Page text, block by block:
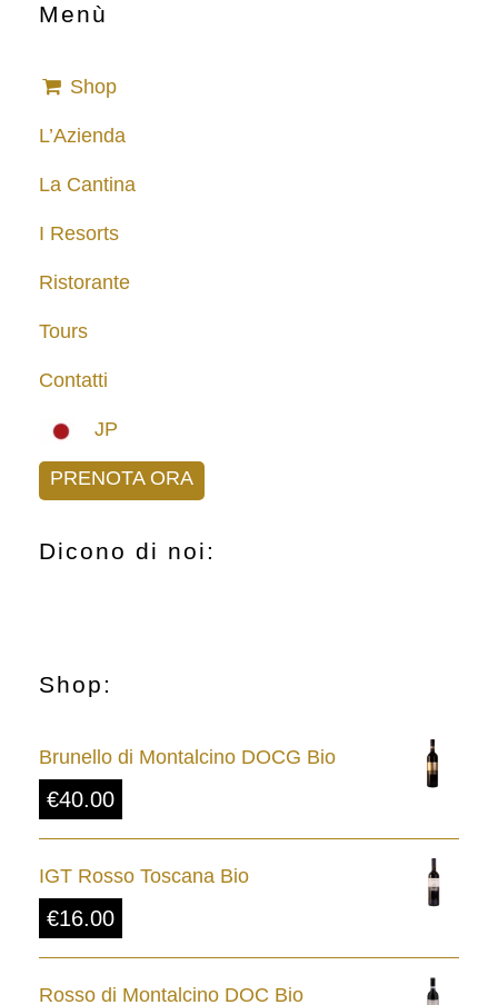
Menù
Shop
L’Azienda
La Cantina
I Resorts
Ristorante
Tours
Contatti
JP
PRENOTA ORA
Dicono di noi:
Shop:
Brunello di Montalcino DOCG Bio
€40.00
IGT Rosso Toscana Bio
€16.00
Rosso di Montalcino DOC Bio